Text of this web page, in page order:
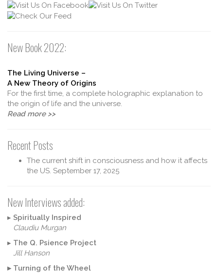
New Book 2022:
The Living Universe –
A New Theory of Origins
For the first time, a complete holographic explanation to
the origin of life and the universe.
Read more >>
Recent Posts
The current shift in consciousness and how it affects
the US. September 17, 2025
New Interviews added:
▸ Spiritually Inspired
Claudiu Murgan
▸ The Q. Psience Project
Jill Hanson
▸ Turning of the Wheel